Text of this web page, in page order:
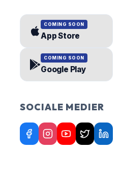
COMING SOON
App Store
COMING SOON
Google Play
SOCIALE MEDIER